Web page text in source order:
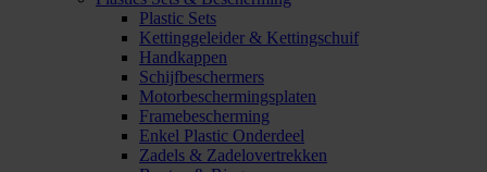
Plastic Sets
Kettinggeleider & Kettingschuif
Handkappen
Schijfbeschermers
Motorbeschermingsplaten
Framebescherming
Enkel Plastic Onderdeel
Zadels & Zadelovertrekken